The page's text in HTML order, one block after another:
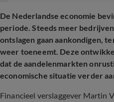
De Nederlandse economie
periode. Steeds meer
ontslagen gaan aankondigen,
weer toeneemt. Deze
dat de aandelenmarkten
economische situatie verder
Financieel verslaggever Martin